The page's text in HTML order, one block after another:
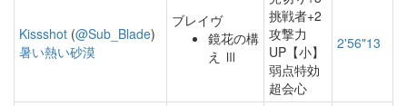
Kissshot (@Sub_Blade)
暑い熱い砂漠
ブレイヴ
鏡花の構
え Ⅲ
挑戦者+2
攻撃力
UP【小】
弱点特効
超会心
2'56"13